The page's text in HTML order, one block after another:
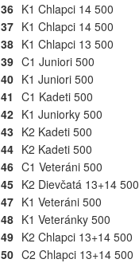
36 K1 Chlapci 14 500
37 K1 Chlapci 14 500
38 K1 Chlapci 13 500
39 C1 Juniori 500
40 K1 Juniori 500
41 C1 Kadeti 500
42 K1 Juniorky 500
43 K2 Kadeti 500
44 K2 Kadeti 500
46 C1 Veteráni 500
45 K2 Dievčatá 13+14 500
47 K1 Veteráni 500
48 K1 Veteránky 500
49 K2 Chlapci 13+14 500
50 C2 Chlapci 13+14 500